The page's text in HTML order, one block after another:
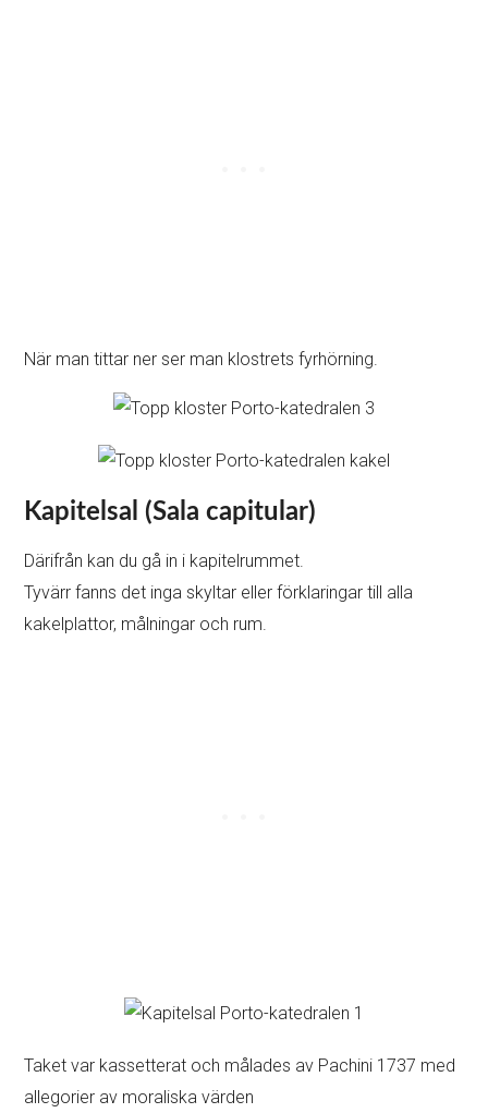
När man tittar ner ser man klostrets fyrhörning.
Kapitelsal (Sala capitular)
Därifrån kan du gå in i kapitelrummet.
Tyvärr fanns det inga skyltar eller förklaringar till alla
kakelplattor, målningar och rum.
Taket var kassetterat och målades av Pachini 1737 med
allegorier av moraliska värden